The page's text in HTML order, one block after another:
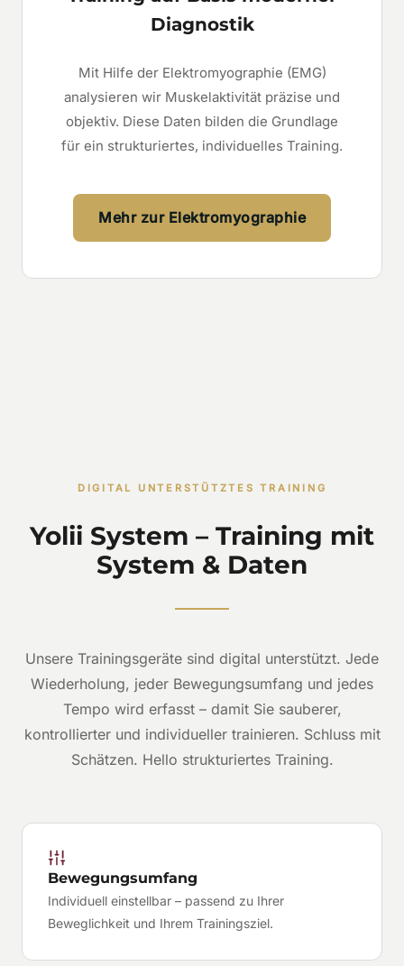
Diagnostik
Mit Hilfe der Elektromyographie (EMG)
analysieren wir Muskelaktivität präzise und
objektiv. Diese Daten bilden die Grundlage
für ein strukturiertes, individuelles Training.
Mehr zur Elektromyographie
DIGITAL UNTERSTÜTZTES TRAINING
Yolii System – Training mit
System & Daten
Unsere Trainingsgeräte sind digital unterstützt. Jede
Wiederholung, jeder Bewegungsumfang und jedes
Tempo wird erfasst – damit Sie sauberer,
kontrollierter und individueller trainieren. Schluss mit
Schätzen. Hello strukturiertes Training.
Bewegungsumfang
Individuell einstellbar – passend zu Ihrer
Beweglichkeit und Ihrem Trainingsziel.